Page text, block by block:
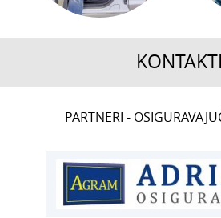
KONTAKTI
ČLANSTVO
PARTNERI -